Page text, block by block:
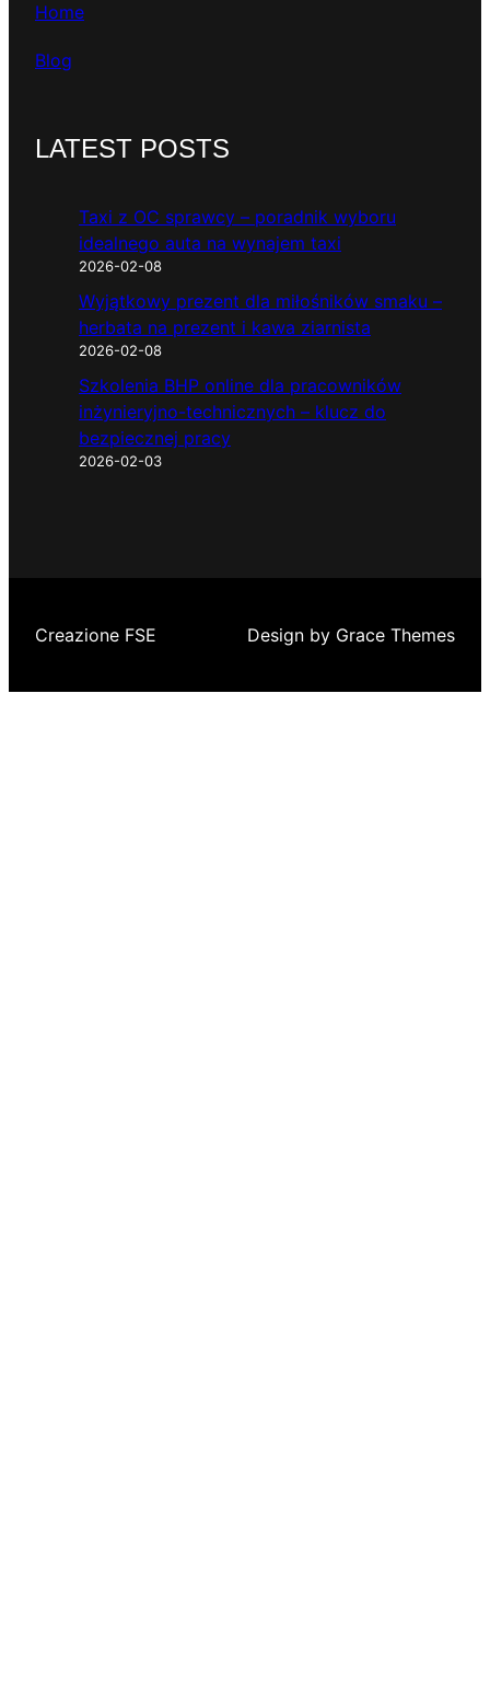
Home
Blog
LATEST POSTS
Taxi z OC sprawcy – poradnik wyboru
idealnego auta na wynajem taxi
2026-02-08
Wyjątkowy prezent dla miłośników smaku –
herbata na prezent i kawa ziarnista
2026-02-08
Szkolenia BHP online dla pracowników
inżynieryjno-technicznych – klucz do
bezpiecznej pracy
2026-02-03
Creazione FSE Design by Grace Themes